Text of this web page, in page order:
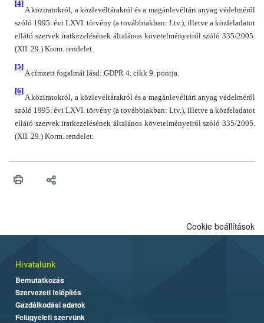
[4]
A köziratokról, a közlevéltárakról és a magánlevéltári anyag védelméről
szóló 1995. évi LXVI. törvény (a továbbiakban: Ltv.), illetve a közfeladatot
ellátó szervek iratkezelésének általános követelményeiről szóló 335/2005.
(XII. 29.) Korm. rendelet.
[5]
A címzett fogalmát lásd: GDPR 4. cikk 9. pontja.
[6]
A köziratokról, a közlevéltárakról és a magánlevéltári anyag védelméről
szóló 1995. évi LXVI. törvény (a továbbiakban: Ltv.), illetve a közfeladatot
ellátó szervek iratkezelésének általános követelményeiről szóló 335/2005.
(XII. 29.) Korm. rendelet.
Cookie beállítások
Hivatalunk
Bemutatkozás
Szervezeti felépítés
Gazdálkodási adatok
Felügyeleti szervünk